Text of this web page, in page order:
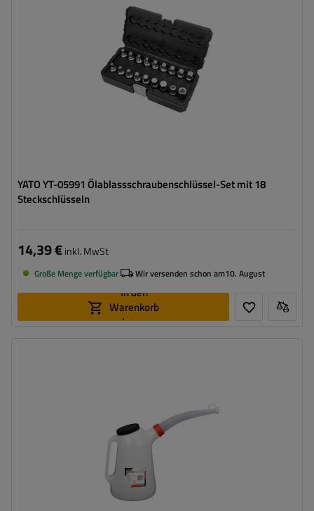
YATO YT-05991 Ölablassschraubenschlüssel-Set mit 18
Steckschlüsseln
14,39 €inkl. MwSt
Große Menge verfügbar Wir versenden schon am10. August
In den
Warenkorb
legen